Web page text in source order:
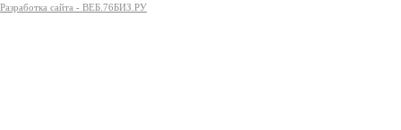
Разработка сайта - ВЕБ.76БИЗ.РУ